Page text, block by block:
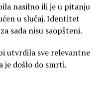
nasilno ili je u pitanju
u slučaj. Identitet
sada nisu saopšteni.
utvrdila sve relevantne
je došlo do smrti.